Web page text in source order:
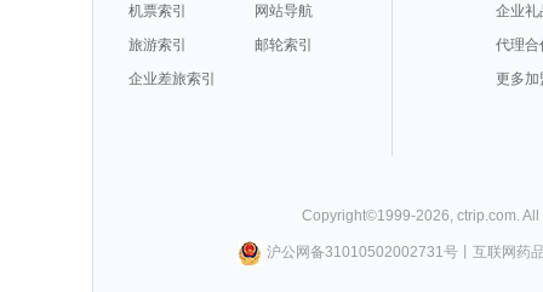
机票索引
网站导航
旅游索引
邮轮索引
企业差旅索引
企业礼
代理合
更多加
Copyright©1999-2026 ctrip.com .
沪公网备31010502002731号丨 互联网药